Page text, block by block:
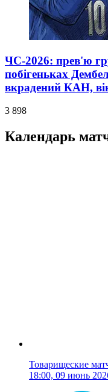
ЧС-2026: прев'ю
побігеньках
вкрадений КАН,
3 898
Календарь
Товарищеские
18:00, 09 июнь